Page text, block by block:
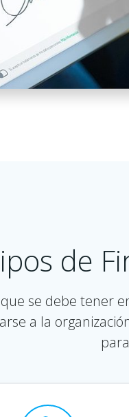
de
se debe tener
a la